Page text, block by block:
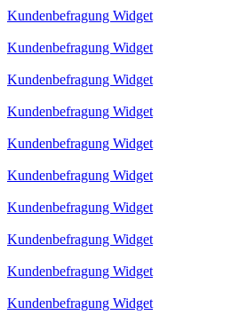
Kundenbefragung Widget
Kundenbefragung Widget
Kundenbefragung Widget
Kundenbefragung Widget
Kundenbefragung Widget
Kundenbefragung Widget
Kundenbefragung Widget
Kundenbefragung Widget
Kundenbefragung Widget
Kundenbefragung Widget